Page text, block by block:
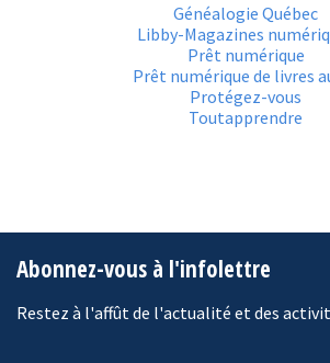
Généalogie Québec
Libby-Magazines
Prêt numérique
Prêt numérique de livres
Protégez-vous
Toutapprendre
Abonnez-vous à l'infolettre
Restez à l'affût de l'actualité et des